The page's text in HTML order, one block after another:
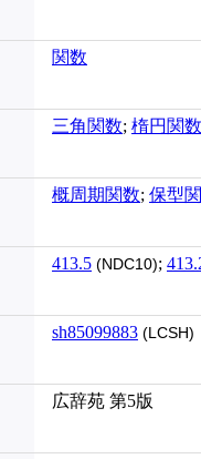
関数
三角関数; 楕円関数
概周期関数; 保型
413.5 (NDC10);
sh85099883 (LCSH)
広辞苑 第5版